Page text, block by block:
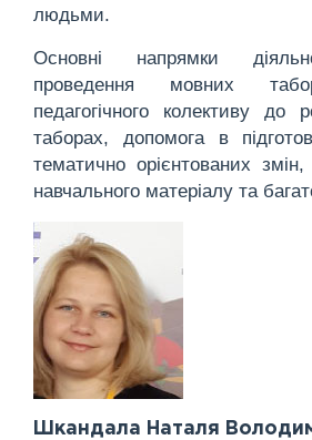
людьми.
Основні напрямки
проведення мовних
педагогічного колективу
таборах, допомога в
тематично орієнтованих
навчального матеріалу та
Шкандала Наталя